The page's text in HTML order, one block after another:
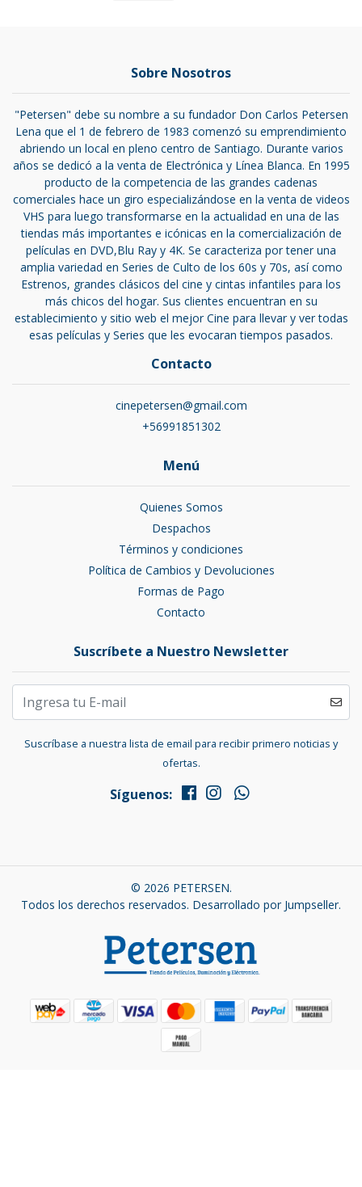
Sobre Nosotros
"Petersen" debe su nombre a su fundador Don Carlos Petersen
Lena que el 1 de febrero de 1983 comenzó su emprendimiento
abriendo un local en pleno centro de Santiago. Durante varios
años se dedicó a la venta de Electrónica y Línea Blanca. En 1995
producto de la competencia de las grandes cadenas
comerciales hace un giro especializándose en la venta de videos
VHS para luego transformarse en la actualidad en una de las
tiendas más importantes e icónicas en la comercialización de
películas en DVD,Blu Ray y 4K. Se caracteriza por tener una
amplia variedad en Series de Culto de los 60s y 70s, así como
Estrenos, grandes clásicos del cine y cintas infantiles para los
más chicos del hogar. Sus clientes encuentran en su
establecimiento y sitio web el mejor Cine para llevar y ver todas
esas películas y Series que les evocaran tiempos pasados.
Contacto
cinepetersen@gmail.com
+56991851302
Menú
Quienes Somos
Despachos
Términos y condiciones
Política de Cambios y Devoluciones
Formas de Pago
Contacto
Suscríbete a Nuestro Newsletter
Suscríbase a nuestra lista de email para recibir primero noticias y
ofertas.
Síguenos:
© 2026 PETERSEN.
Todos los derechos reservados. Desarrollado por Jumpseller.